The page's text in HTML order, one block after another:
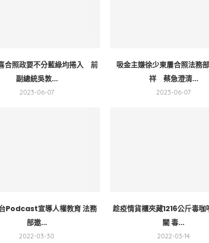
合照政要不分藍綠均捲入 前
副總統吳敦...
2023-06-07
吸金主嫌徐少東屢合照法務
祥 蔡急澄清...
2023-06-07
Podcast宣導人權教育 法務
部邀...
2022-03-30
趁疫情貨櫃夾藏1216公斤毒咖
關 毒...
2022-03-14